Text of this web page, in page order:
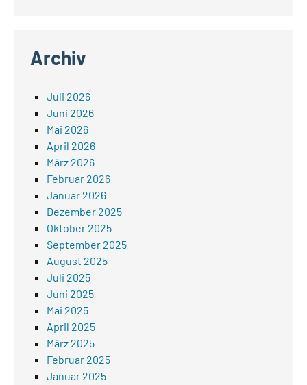
Archiv
Juli 2026
Juni 2026
Mai 2026
April 2026
März 2026
Februar 2026
Januar 2026
Dezember 2025
Oktober 2025
September 2025
August 2025
Juli 2025
Juni 2025
Mai 2025
April 2025
März 2025
Februar 2025
Januar 2025